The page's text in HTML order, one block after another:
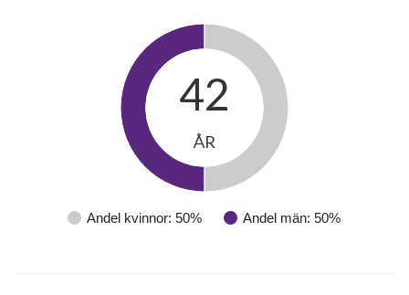
Andel kvinnor: 50% Andel män: 50%
42
ÅR